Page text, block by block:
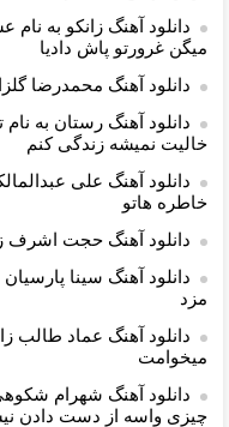
دانلود آهنگ زانکو به
میگن غرورتو پاش دادیا
دانلود آهنگ محمدرضا
دانلود آهنگ رستان به نام
خالیت نمیشه زندگی کنم
دانلود آهنگ علی
خاطره هاتو
دانلود آهنگ حجت اشرف
دانلود آهنگ سینا
مزد
دانلود آهنگ عماد طالب
میخوامت
دانلود آهنگ شهرام
چیزی واسه از دست دادن